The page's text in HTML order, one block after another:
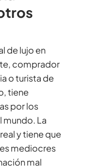
de lujo en
comprador
o turista de
tiene
por los
mundo. La
y tiene que
mediocres
mal